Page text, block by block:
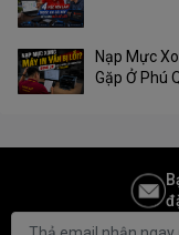
Nạp Mực
Gặp Ở Phú